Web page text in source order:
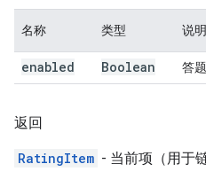
名称 类型 说明
enabled Boolean 答
返回
RatingItem - 当前项（用于